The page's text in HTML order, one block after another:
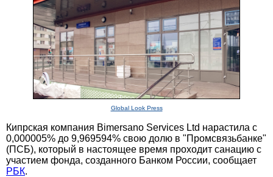
Global Look Press
Кипрская компания Bimersano Services Ltd нарастила с
0,000005% до 9,969594% свою долю в "Промсвязьбанке"
(ПСБ), который в настоящее время проходит cанацию с
участием фонда, созданного Банком России, сообщает
РБК.